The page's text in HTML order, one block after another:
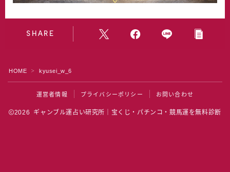
SHARE
HOME ＞ kyusei_w_6
運営者情報 プライバシーポリシー お問い合わせ
2026 ギャンブル運占い研究所｜宝くじ・パチンコ・競馬運を無料診断